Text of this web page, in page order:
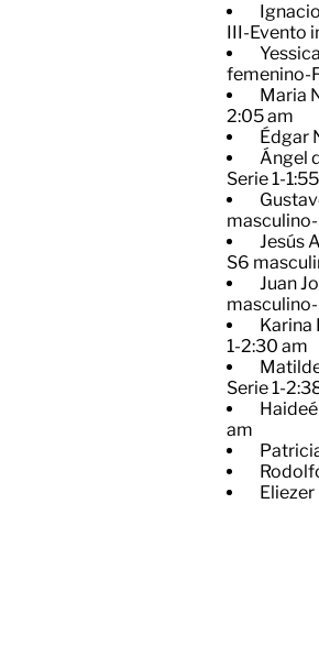
III-Evento
femenino-
​Maria
2:05 am
Édgar
​Ángel
Serie 1-
​Jesús
S6
​Juan
masculino-
​Karina
1-2:30 am
Serie 1-
am